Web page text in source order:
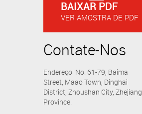
BAIXAR PDF
VER AMOSTRA DE PDF
Contate-Nos
Endereço: No. 61-79, Baima
Street, Maao Town, Dinghai
District, Zhoushan City, Zhejiang
Province.